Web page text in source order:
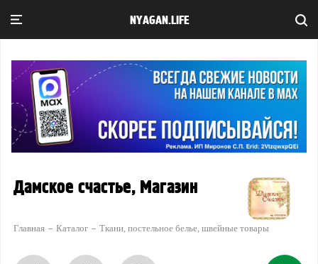
NYAGAN.LIFE
Дамское счастье, Магазин
Главная Каталог Ткани, постельное белье, швейные товары